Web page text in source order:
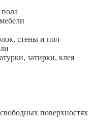
стены и пол
затирки, клея
поверхностях